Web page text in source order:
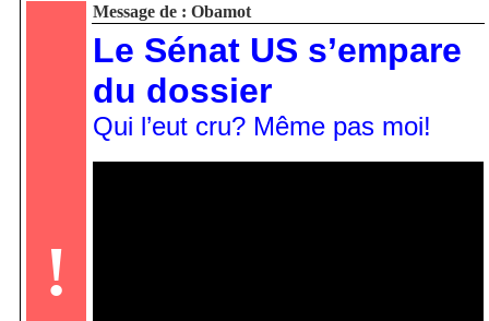
!
Message de : Obamot
Le Sénat US s’empare
du dossier
Qui l’eut cru? Même pas moi!